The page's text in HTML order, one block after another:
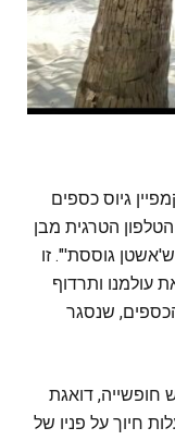
גיוס כספים
הטרגית מבן
גוססת'". זו
עולמנו ותרדוף
שנסגר
חופשייה, דואגת
חיוך על פניו של